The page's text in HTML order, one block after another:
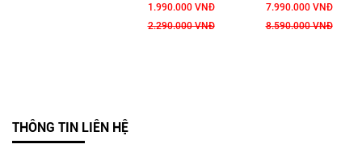
1.990.000 VNĐ
2.290.000 VNĐ
7.990.000 VNĐ
8.590.000 VNĐ
THÔNG TIN LIÊN HỆ